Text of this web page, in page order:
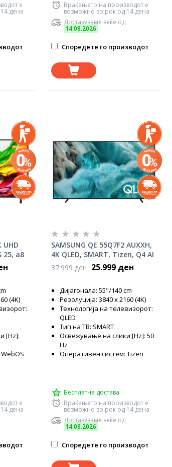
е
дена
Враќањето на производот е
возможно во рок од 14 дена
Доставуваме веќе од
14.08.2026
Споредете го производот
UHD
25, a8
(4K)
[Hz]:
е
дена
SAMSUNG QE 55Q7F2 AUXXH,
4K QLED, SMART, Tizen, Q4 AI
37.999 ден 25.999 ден
Дијагонала: 55"/140 cm
Резолуција: 3840 x 2160 (4K)
Технологија на телевизорот:
QLED
Тип на ТВ: SMART
Освежување на слики [Hz]: 50
Hz
Оперативен систем: Tizen
Бесплатна достава
Враќањето на производот е
возможно во рок од 14 дена
Доставуваме веќе од
14.08.2026
Споредете го производот